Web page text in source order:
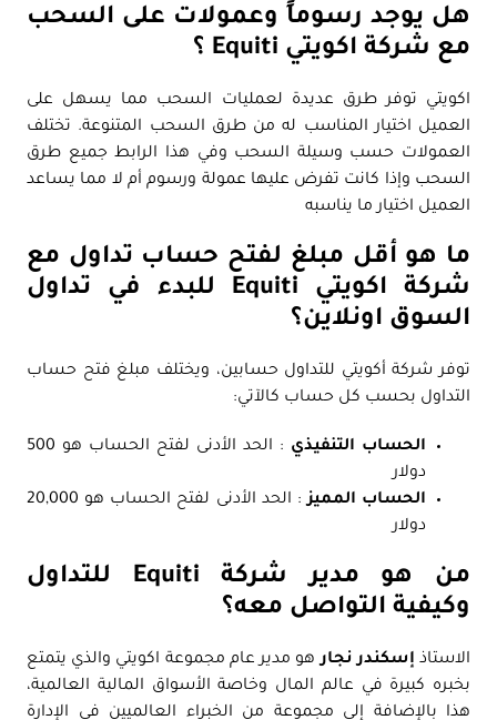
هل يوجد رسوماً وعمولات على السحب
مع شركة اكويتي Equiti ؟
اكويتي توفر طرق عديدة لعمليات السحب مما يسهل على
العميل اختيار المناسب له من طرق السحب المتنوعة. تختلف
العمولات حسب وسيلة السحب وفي هذا الرابط جميع طرق
السحب وإذا كانت تفرض عليها عمولة ورسوم أم لا مما يساعد
العميل اختيار ما يناسبه
ما هو أقل مبلغ لفتح حساب تداول مع
شركة اكويتي Equiti للبدء في تداول
السوق اونلاين؟
توفر شركة أكويتي للتداول حسابين، ويختلف مبلغ فتح حساب
التداول بحسب كل حساب كالآتي:
الحساب التنفيذي
: الحد الأدنى لفتح الحساب هو 500
دولار
الحساب المميز
: الحد الأدنى لفتح الحساب هو 20,000
دولار
من هو مدير شركة Equiti للتداول
وكيفية التواصل معه؟
الاستاذ إسكندر نجار هو مدير عام مجموعة اكويتي والذي يتمتع
بخبره كبيرة في عالم المال وخاصة الأسواق المالية العالمية،
هذا بالإضافة إلى مجموعة من الخبراء العالميين في الإدارة